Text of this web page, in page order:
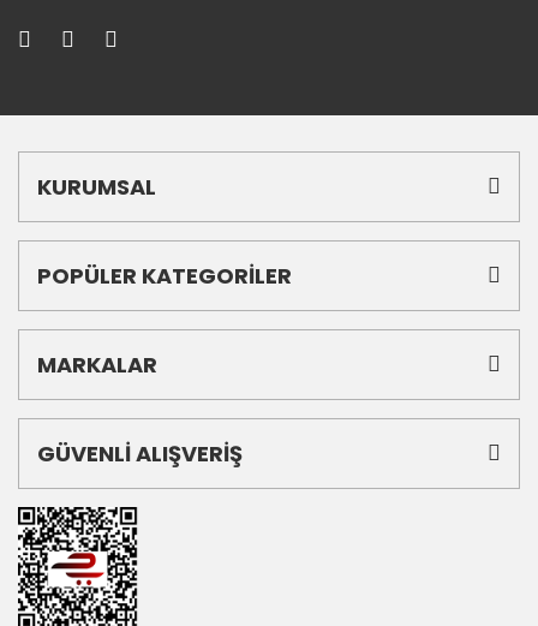
KURUMSAL
POPÜLER KATEGORİLER
MARKALAR
GÜVENLİ ALIŞVERİŞ